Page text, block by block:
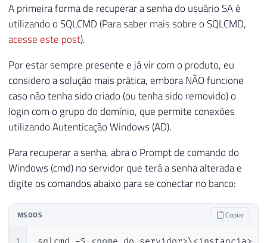
A primeira forma de recuperar a senha do usuário SA é
utilizando o SQLCMD (Para saber mais sobre o SQLCMD,
acesse este post).
Por estar sempre presente e já vir com o produto, eu
considero a solução mais prática, embora NÃO funcione
caso não tenha sido criado (ou tenha sido removido) o
login com o grupo do domínio, que permite conexões
utilizando Autenticação Windows (AD).
Para recuperar a senha, abra o Prompt de comando do
Windows (cmd) no servidor que terá a senha alterada e
digite os comandos abaixo para se conectar no banco:
MSDOS Copiar